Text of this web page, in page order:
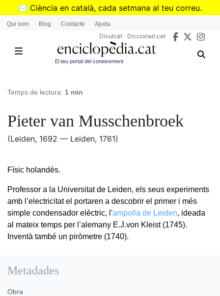
Vés
✉️ Ciència en català, cada setmana al teu correu.
➜Subscriu-te al butlletí de Divulcat
Qui som Blog Contacte Ajuda
Divulcat Diccionari.cat
El teu portal del coneixement
Temps de lectura: 1 min
Pieter van Musschenbroek
(Leiden, 1692 — Leiden, 1761)
Físic holandès.
Professor a la Universitat de Leiden, els seus experiments
amb l’electricitat el portaren a descobrir el primer i més
simple condensador elèctric, l'ampolla de Leiden, ideada
al mateix temps per l’alemany E.J.von Kleist (1745).
Inventà també un piròmetre (1740).
Metadades
Obra